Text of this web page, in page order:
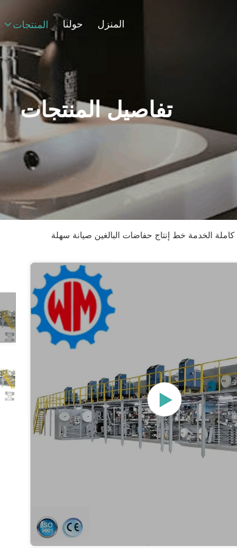
المنزل حولنا المنتجات
تفاصيل المنتجات
كاملة الخدمة خط إنتاج حفاضات البالغين صيانة سهلة